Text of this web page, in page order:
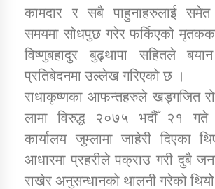
तातोपानी गाउँपालिका जुम्लाको बालविवाह सन्देश
तातोपानी गाउँपालिका जुम्लाको
तातोपानी गाउँपालिका जुम्लाको
कामदार र सबै पाहुनाहरुलाई
समयमा सोधपुछ गरेर फर्किएको
विष्णुबहादुर बुढ्थापा सहितले
प्रतिबेदनमा उल्लेख गरिएको छ ।
राधाकृष्णका आफन्तहरुले खड्गजित
लामा विरुद्ध २०७५ भदौँ २१ गते
कार्यालय जुम्लामा जाहेरी दिएका
आधारमा प्रहरीले पक्राउ गरी दुबै
राखेर अनुसन्धानको थालनी गरेको